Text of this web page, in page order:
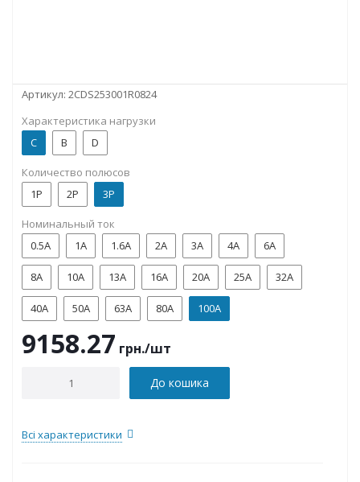
Артикул: 2CDS253001R0824
Характеристика нагрузки
C
B D
Количество полюсов
1P
2P 3P
Номинальный ток
0.5А
1А 1.6А 2А 3А 4А 6А
8А 10А 13А 16А 20А 25А 32А
40А 50А 63А 80А 100А
9158.27 грн./шт
До кошика
Всі характеристики